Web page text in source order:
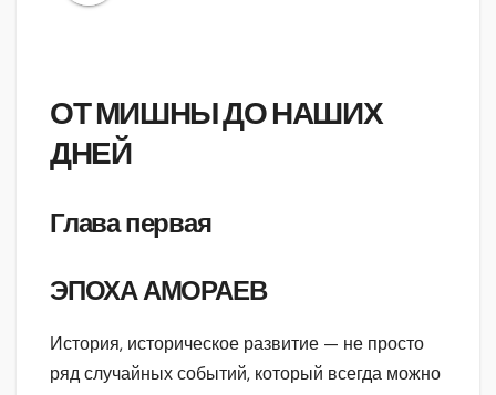
ОТ МИШНЫ ДО НАШИХ
ДНЕЙ
Глава первая
ЭПОХА АМОРАЕВ
История, историческое развитие — не просто
ряд случайных событий, который всегда можно